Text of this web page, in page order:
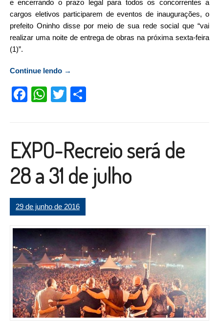
e encerrando o prazo legal para todos os concorrentes a
cargos eletivos participarem de eventos de inaugurações, o
prefeito Oninho disse por meio de sua rede social que “vai
realizar uma noite de entrega de obras na próxima sexta-feira
(1)”.
Continue lendo “Na reta final, prefeito diz que vai realizar
→
Facebook
WhatsApp
Twitter
EXPO-Recreio será de
28 a 31 de julho
29 de junho de 2016